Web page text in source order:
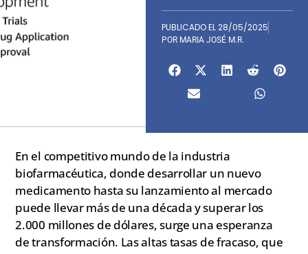
PUBLICADO EL28/05/2025
POR MARIA JOSÉ M.R.
En el competitivo mundo de la industria
biofarmacéutica, donde desarrollar un nuevo
medicamento hasta su lanzamiento al mercado
puede llevar más de una década y superar los
2.000 millones de dólares, surge una esperanza
de transformación. Las altas tasas de fracaso, que